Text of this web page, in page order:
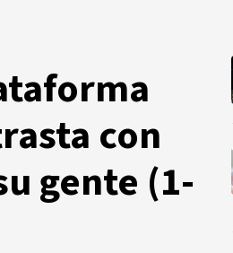
con
gente (1-